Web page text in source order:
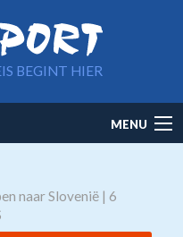
BEGINT HIER
MENU
naar Slovenië | 6